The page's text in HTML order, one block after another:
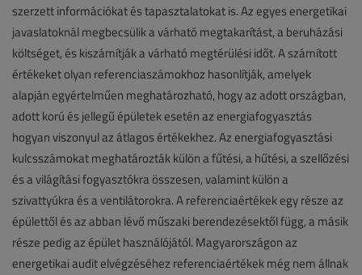
szerzett információkat és tapasztalatokat is. Az egyes energetikai
javaslatoknál megbecsülik a várható megtakarítást, a beruházási
költséget, és kiszámítják a várható megtérülési időt. A számított
értékeket olyan referenciaszámokhoz hasonlítják, amelyek
alapján egyértelműen meghatározható, hogy az adott országban,
adott korú és jellegű épületek esetén az energiafogyasztás
hogyan viszonyul az átlagos értékekhez. Az energiafogyasztási
kulcsszámokat meghatározták külön a fűtési, a hűtési, a szellőzési
és a világítási fogyasztókra összesen, valamint külön a
szivattyúkra és a ventilátorokra. A referenciaértékek egy része az
épülettől és az abban lévő műszaki berendezésektől függ, a másik
része pedig az épület használójától. Magyarországon az
energetikai audit elvégzéséhez referenciaértékek még nem állnak